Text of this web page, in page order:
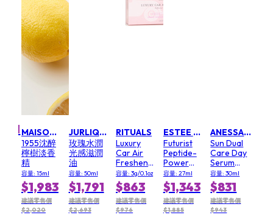
FIRSTMART10 FIRSTMART10
MAISON W
1955沈醉
檸樹淡香
精
容量: 15ml
$1,983
建議零售價
$2,020
JURLIQUE 茱莉蔻
玫瑰水潤
光感滋潤
油
容量: 50ml
$1,791
建議零售價
$2,693
RITUALS
Luxury
Car Air
Freshener
- Cherry
Bloosom
& Rice Milk
容量: 3g/0.1oz
$863
建議零售價
$976
ESTEE LAUDER 雅詩蘭黛
Futurist
Peptide-
Power
Serum
Primer
容量: 27ml
$1,343
建議零售價
$1,885
ANESSA 安耐晒
Sun Dual
Care Day
Serum
SPF50+
PA++++
容量: 30ml
$831
建議零售價
$943